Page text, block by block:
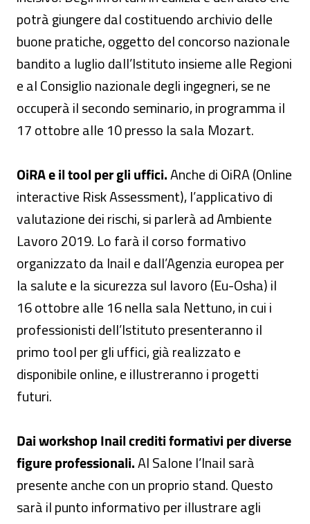
potrà giungere dal costituendo archivio delle
buone pratiche, oggetto del concorso nazionale
bandito a luglio dall’Istituto insieme alle Regioni
e al Consiglio nazionale degli ingegneri, se ne
occuperà il secondo seminario, in programma il
17 ottobre alle 10 presso la sala Mozart.
OiRA e il tool per gli uffici.Anche di OiRA (Online
interactive Risk Assessment), l’applicativo di
valutazione dei rischi, si parlerà ad Ambiente
Lavoro 2019. Lo farà il corso formativo
organizzato da Inail e dall’Agenzia europea per
la salute e la sicurezza sul lavoro (Eu-Osha) il
16 ottobre alle 16 nella sala Nettuno, in cui i
professionisti dell’Istituto presenteranno il
primo tool per gli uffici, già realizzato e
disponibile online, e illustreranno i progetti
futuri.
Dai workshop Inail crediti formativi per diverse
figure professionali.Al Salone l’Inail sarà
presente anche con un proprio stand. Questo
sarà il punto informativo per illustrare agli